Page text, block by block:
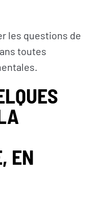
les questions de
toutes
EN